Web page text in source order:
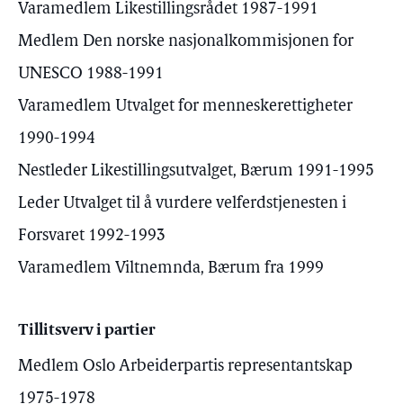
Varamedlem Likestillingsrådet 1987-1991
Medlem Den norske nasjonalkommisjonen for
UNESCO 1988-1991
Varamedlem Utvalget for menneskerettigheter
1990-1994
Nestleder Likestillingsutvalget, Bærum 1991-1995
Leder Utvalget til å vurdere velferdstjenesten i
Forsvaret 1992-1993
Varamedlem Viltnemnda, Bærum fra 1999
Tillitsverv i partier
Medlem Oslo Arbeiderpartis representantskap
1975-1978